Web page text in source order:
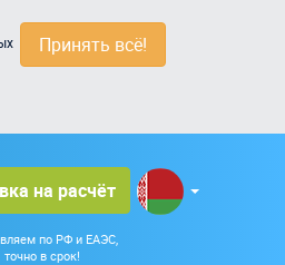
Принять всё!
на расчёт
по РФ и ЕАЭС,
точно в срок!